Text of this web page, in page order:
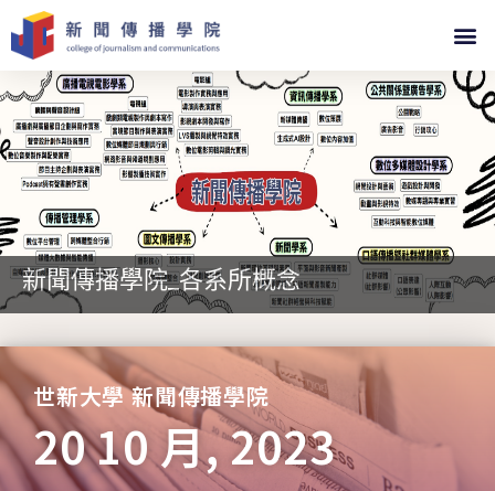
新聞傳播學院_各系所概念
世新大學 新聞傳播學院
20 10 月, 2023